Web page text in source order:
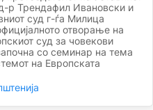
р Трендафил Ивановски и
суд г-ѓа Милица
отворање на
суд за човекови
со семинар на тема
на Европската